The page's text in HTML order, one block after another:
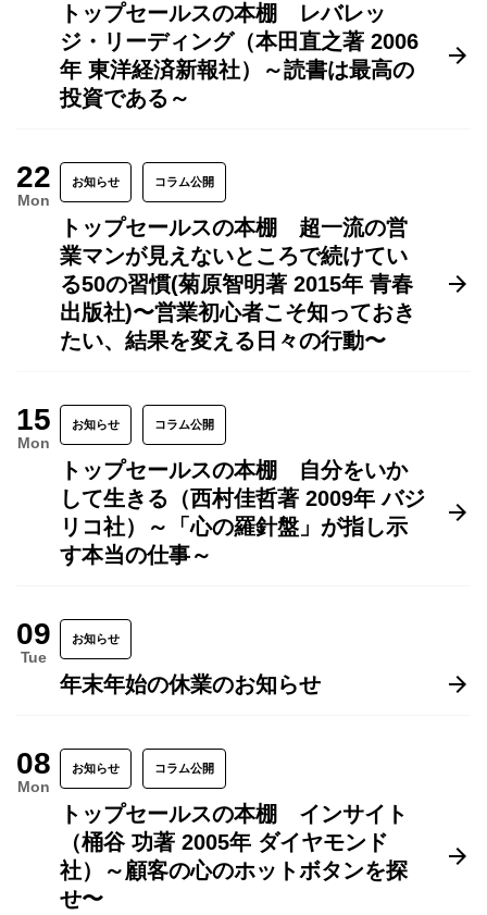
トップセールスの本棚 レバレッ
ジ・リーディング（本田直之著 2006
年 東洋経済新報社）～読書は最高の
投資である～
22
Mon
お知らせ コラム公開
トップセールスの本棚 超一流の営
業マンが見えないところで続けてい
る50の習慣(菊原智明著 2015年 青春
出版社)〜営業初心者こそ知っておき
たい、結果を変える日々の行動〜
15
Mon
お知らせ コラム公開
トップセールスの本棚 自分をいか
して生きる（西村佳哲著 2009年 バジ
リコ社）～「心の羅針盤」が指し示
す本当の仕事～
09
Tue
お知らせ
年末年始の休業のお知らせ
08
Mon
お知らせ コラム公開
トップセールスの本棚 インサイト
（桶谷 功著 2005年 ダイヤモンド
社）～顧客の心のホットボタンを探
せ〜